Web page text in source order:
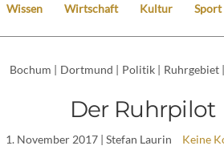
Wissen Wirtschaft Kultur Sport
Bochum | Dortmund | Politik | Ruhrgebiet |
Der Ruhrpilot
1. November 2017 | Stefan Laurin Keine